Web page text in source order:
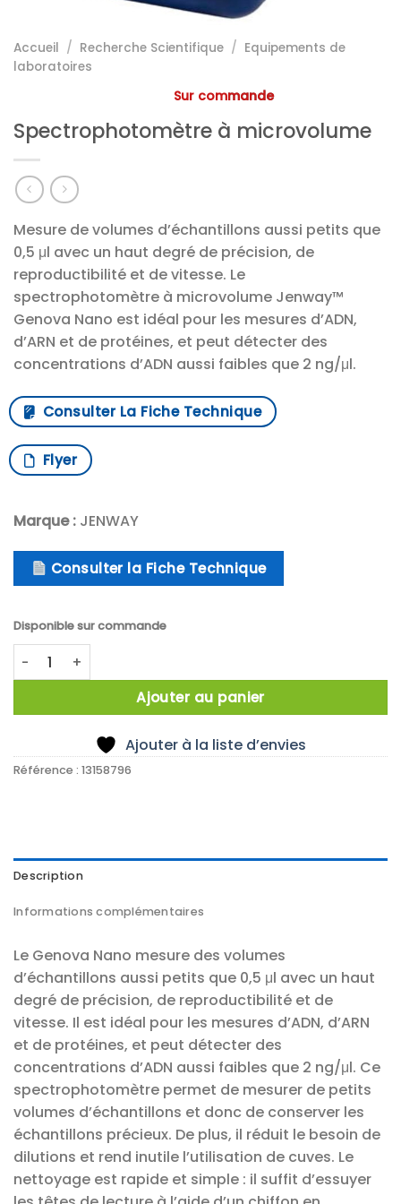
Accueil / Recherche Scientifique / Equipements de
laboratoires
Sur commande
Spectrophotomètre à microvolume
Mesure de volumes d’échantillons aussi petits que
0,5 μl avec un haut degré de précision, de
reproductibilité et de vitesse. Le
spectrophotomètre à microvolume Jenway™
Genova Nano est idéal pour les mesures d’ADN,
d’ARN et de protéines, et peut détecter des
concentrations d’ADN aussi faibles que 2 ng/μl.
Consulter La Fiche Technique
Flyer
Marque : JENWAY
Consulter la Fiche Technique
Disponible sur commande
quantité de Spectrophotomètre à microvolume
Ajouter au panier
Ajouter à la liste d’envies
Référence : 13158796
Description
Informations complémentaires
Le Genova Nano mesure des volumes
d’échantillons aussi petits que 0,5 μl avec un haut
degré de précision, de reproductibilité et de
vitesse. Il est idéal pour les mesures d’ADN, d’ARN
et de protéines, et peut détecter des
concentrations d’ADN aussi faibles que 2 ng/μl. Ce
spectrophotomètre permet de mesurer de petits
volumes d’échantillons et donc de conserver les
échantillons précieux. De plus, il réduit le besoin de
dilutions et rend inutile l’utilisation de cuves. Le
nettoyage est rapide et simple : il suffit d’essuyer